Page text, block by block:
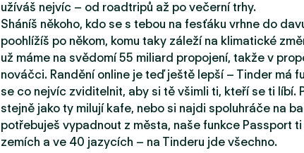
užíváš nejvíc – od roadtripů až po večerní trhy.
Sháníš někoho, kdo se s tebou na fesťáku vrhne do
poohlížíš po někom, komu taky záleží na klimatické
už máme na svědomí 55 miliard propojení, takže v
nováčci. Randění online je teď ještě lepší – Tinder má
se co nejvíc zviditelnit, aby si tě všimli ti, kteří se ti líbí.
stejně jako ty milují kafe, nebo si najdi spoluhráče na
potřebuješ vypadnout z města, naše funkce Passport
zemích a ve 40 jazycích – na Tinderu jde všechno.